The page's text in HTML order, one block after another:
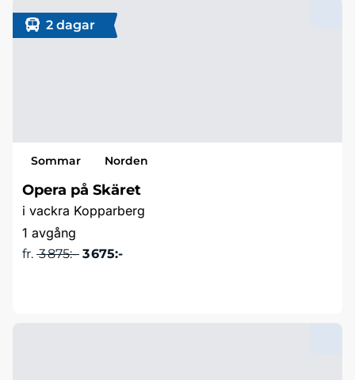
2 dagar
Sommar Norden
Opera på Skäret
i vackra Kopparberg
1 avgång
fr. 3 875:- 3 675:-